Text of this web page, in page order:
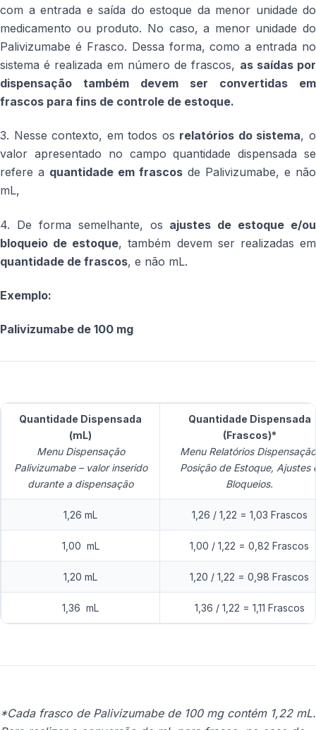
com a entrada e saída do estoque da menor unidade do
medicamento ou produto. No caso, a menor unidade do
Palivizumabe é Frasco. Dessa forma, como a entrada no
sistema é realizada em número de frascos, as saídas por
dispensação também devem ser convertidas em
frascos para fins de controle de estoque.
3. Nesse contexto, em todos os relatórios do sistema, o
valor apresentado no campo quantidade dispensada se
refere a quantidade em frascos de Palivizumabe, e não
mL,
4. De forma semelhante, os ajustes de estoque e/ou
bloqueio de estoque, também devem ser realizadas em
quantidade de frascos, e não mL.
Exemplo:
Palivizumabe de 100 mg
Quantidade Dispensada
(mL)
Menu Dispensação
Palivizumabe – valor inserido
durante a dispensação
Quantidade Dispensada
(Frascos)*
Menu Relatórios
Posição de Estoque, Ajustes
Bloqueios.
1,26 mL 1,26 / 1,22 = 1,03 Frascos
1,00 mL 1,00 / 1,22 = 0,82 Frascos
1,20 mL 1,20 / 1,22 = 0,98 Frascos
1,36 mL 1,36 / 1,22 = 1,11 Frascos
*Cada frasco de Palivizumabe de 100 mg contém 1,22 mL.